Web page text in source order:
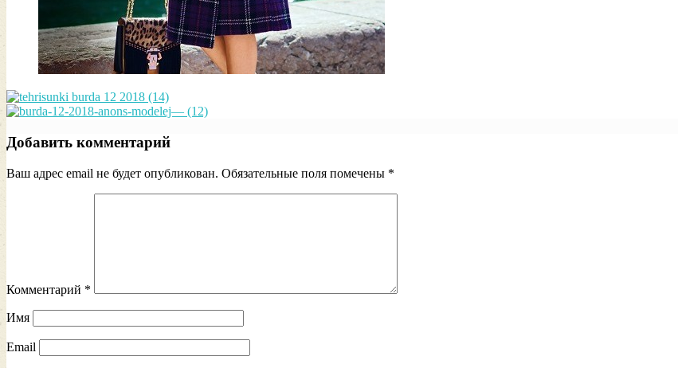
Добавить комментарий
Ваш адрес email не будет опубликован. Обязательные поля помечены *
Комментарий *
Имя
Email